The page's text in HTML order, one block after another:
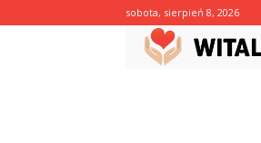
sobota, sierpień 8, 2026